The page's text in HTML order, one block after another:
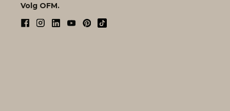
Volg OFM.